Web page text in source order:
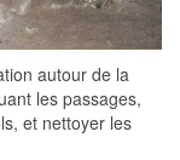
autour de la
les passages,
et nettoyer les